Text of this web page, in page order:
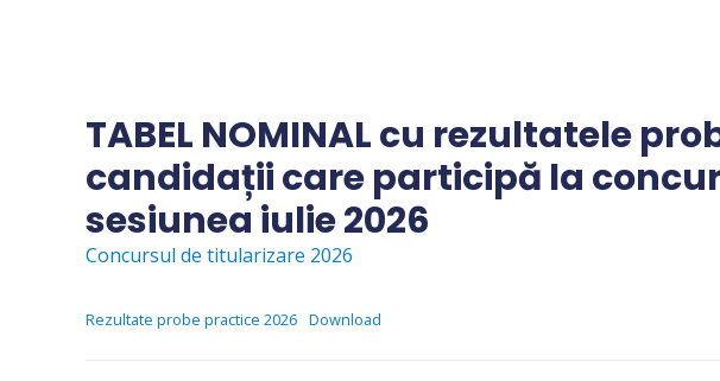
TABEL NOMINAL cu rezultatele
candidații care participă la
sesiunea iulie 2026
Concursul de titularizare 2026
Rezultate probe practice 2026 Download